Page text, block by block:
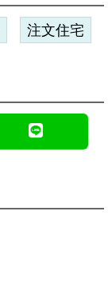
注文住宅